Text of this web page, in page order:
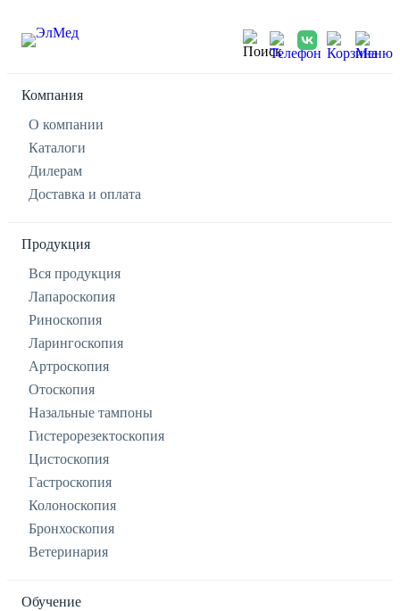
Компания
О компании
Каталоги
Дилерам
Доставка и оплата
Продукция
Вся продукция
Лапароскопия
Риноскопия
Ларингоскопия
Артроскопия
Отоскопия
Назальные тампоны
Гистерорезектоскопия
Цистоскопия
Гастроскопия
Колоноскопия
Бронхоскопия
Ветеринария
Обучение